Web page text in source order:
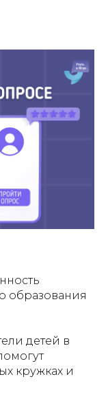
образования
детей в
кружках и